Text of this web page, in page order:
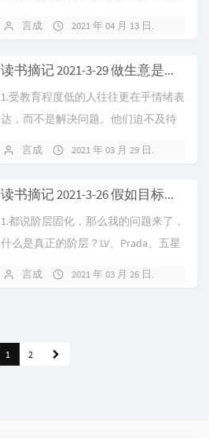
失方向。生活有时候会...
言成 2021 年 04 月 13 日
读书摘记 2021-3-29 做生意是有天赋的，学历高不一定能做好生意，认同吗？
1.受教育程度低的人往往更在乎情绪表
达，而不是解决问题。他们迫不及待
学家卡伦 霍尼在《...
言成 2021 年 03 月 29 日
读书摘记 2021-3-26 假如目标很完美，你将在痛苦中渡过
1.都说阶层固化，那么我的问题来了，
什么是真正的阶层？LV、Prada、五星
言成 2021 年 03 月 26 日
1 2